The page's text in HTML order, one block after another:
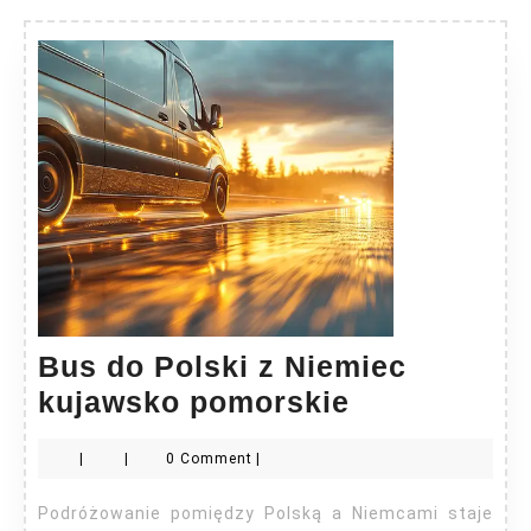
Bus do Polski z Niemiec
kujawsko pomorskie
z
| | 0 Comment |
Podróżowanie pomiędzy Polską a Niemcami staje